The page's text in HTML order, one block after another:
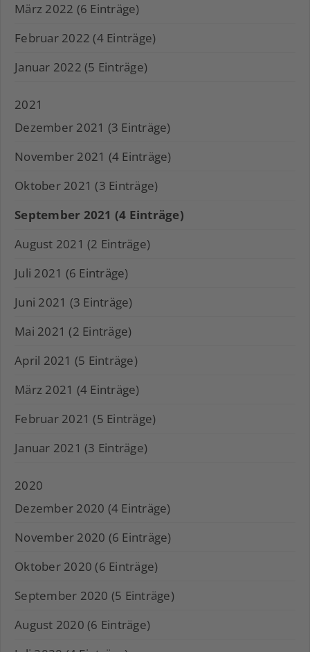
März 2022 (6 Einträge)
Februar 2022 (4 Einträge)
Januar 2022 (5 Einträge)
2021
Dezember 2021 (3 Einträge)
November 2021 (4 Einträge)
Oktober 2021 (3 Einträge)
September 2021 (4 Einträge)
August 2021 (2 Einträge)
Juli 2021 (6 Einträge)
Juni 2021 (3 Einträge)
Mai 2021 (2 Einträge)
April 2021 (5 Einträge)
März 2021 (4 Einträge)
Februar 2021 (5 Einträge)
Januar 2021 (3 Einträge)
2020
Dezember 2020 (4 Einträge)
November 2020 (6 Einträge)
Oktober 2020 (6 Einträge)
September 2020 (5 Einträge)
August 2020 (6 Einträge)